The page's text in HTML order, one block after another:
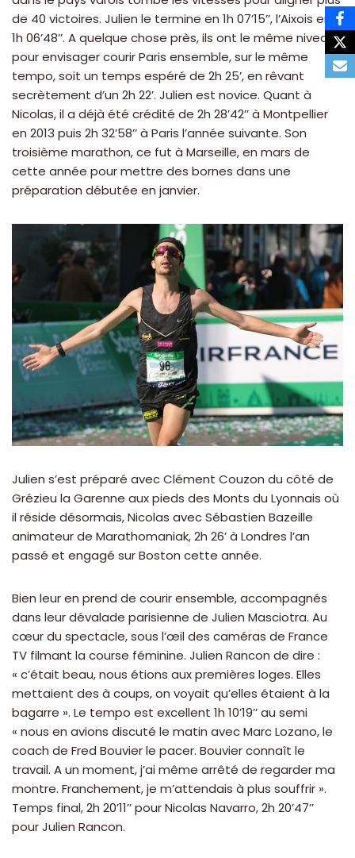
de 40 victoires. Julien le termine en 1h 07’15’’, l’Aixois en
1h 06’48’’. A quelque chose près, ils ont le même niveau
pour envisager courir Paris ensemble, sur le même
tempo, soit un temps espéré de 2h 25’, en rêvant
secrètement d’un 2h 22’. Julien est novice. Quant à
Nicolas, il a déjà été crédité de 2h 28’42’’ à Montpellier
en 2013 puis 2h 32’58’’ à Paris l’année suivante. Son
troisième marathon, ce fut à Marseille, en mars de
cette année pour mettre des bornes dans une
préparation débutée en janvier.
Julien s’est préparé avec Clément Couzon du côté de
Grézieu la Garenne aux pieds des Monts du Lyonnais où
il réside désormais, Nicolas avec Sébastien Bazeille
animateur de Marathomaniak, 2h 26’ à Londres l’an
passé et engagé sur Boston cette année.
Bien leur en prend de courir ensemble, accompagnés
dans leur dévalade parisienne de Julien Masciotra. Au
cœur du spectacle, sous l’œil des caméras de France
TV filmant la course féminine. Julien Rancon de dire :
« c’était beau, nous étions aux premières loges. Elles
mettaient des à coups, on voyait qu’elles étaient à la
bagarre ». Le tempo est excellent 1h 10’19’’ au semi
« nous en avions discuté le matin avec Marc Lozano, le
coach de Fred Bouvier le pacer. Bouvier connaît le
travail. A un moment, j’ai même arrêté de regarder ma
montre. Franchement, je m’attendais à plus souffrir ».
Temps final, 2h 20’11’’ pour Nicolas Navarro, 2h 20’47’’
pour Julien Rancon.